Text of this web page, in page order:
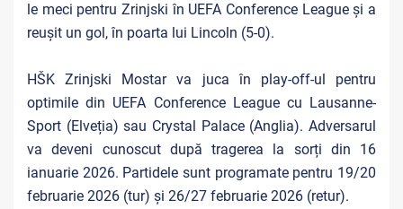
le meci pentru Zrinjski în UEFA Conference League și a
reușit un gol, în poarta lui Lincoln (5-0).
HŠK Zrinjski Mostar va juca în play-off-ul pentru
optimile din UEFA Conference League cu Lausanne-
Sport (Elveția) sau Crystal Palace (Anglia). Adversarul
va deveni cunoscut după tragerea la sorți din 16
ianuarie 2026. Partidele sunt programate pentru 19/20
februarie 2026 (tur) și 26/27 februarie 2026 (retur).